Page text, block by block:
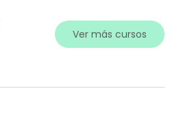
Ver más cursos